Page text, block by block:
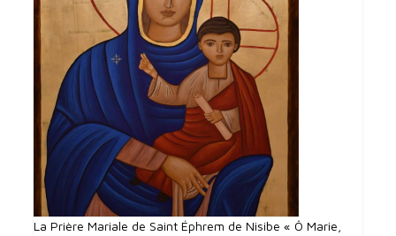
La Prière Mariale de Saint Éphrem de Nisibe « Ô Marie,